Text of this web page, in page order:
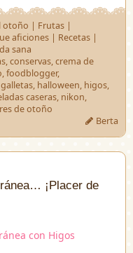
otoño | Frutas|
aficiones | Recetas |
sana
,conservas,crema de
,foodblogger,
galletas, halloween, higos,
caseras, nikon,
de otoño
Berta
¡Placer de